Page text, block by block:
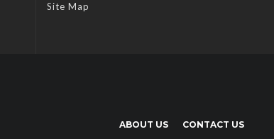
Site Map
ABOUT US CONTACT US